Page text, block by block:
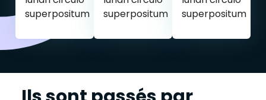
superpositum
superpositum
superpositum